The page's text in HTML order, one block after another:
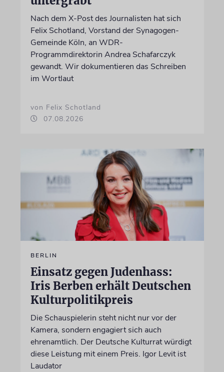
Nach dem X-Post des Journalisten hat sich
Felix Schotland, Vorstand der Synagogen-
Gemeinde Köln, an WDR-
Programmdirektorin Andrea Schafarczyk
gewandt. Wir dokumentieren das Schreiben
im Wortlaut
von Felix Schotland
07.08.2026
BERLIN
Einsatz gegen Judenhass:
Iris Berben erhält Deutschen
Kulturpolitikpreis
Die Schauspielerin steht nicht nur vor der
Kamera, sondern engagiert sich auch
ehrenamtlich. Der Deutsche Kulturrat würdigt
diese Leistung mit einem Preis. Igor Levit ist
Laudator